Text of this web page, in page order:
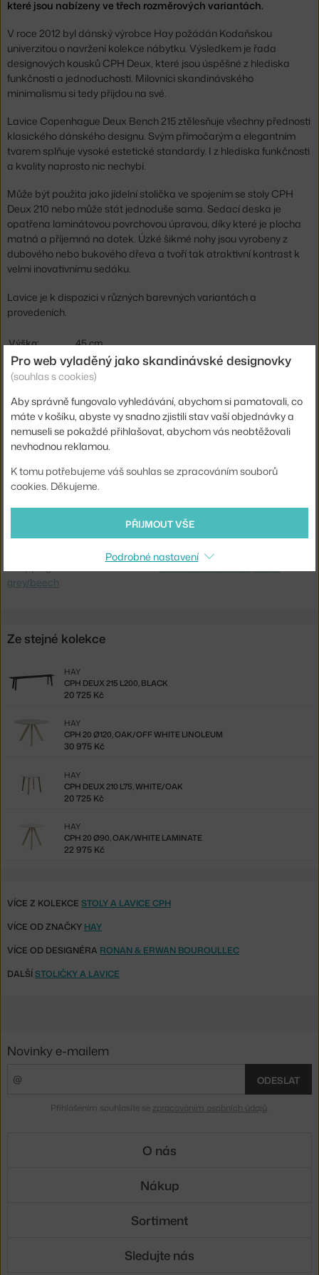
které jsou nabízeny ve třech rozměrových variantách.
V roce 2012 byl dánský výrobce Hay požádán Kodaňskou
univerzitou o navržení kolekce nábytku. Výsledkem je řada
designových kousků CPH Deux, které jsou úspěšné z hlediska
funkčnosti a jednoduchosti. Milovníci skandinávského
minimalismu si tedy přijdou na své.
Lavice Copenhague Deux Bench 215 ztělesňuje všechny přednosti
klasického dánského designu. Svým přímočarým a elegantním
tvarem splňuje vysoké estetické standardy. I z hlediska funkčnosti
a kvality naprosto nic nechybí.
Může být použita jako jídelní stolička ve spojením se stoly CPH
Deux 210 nebo může stát jednoduše sama. Sedací deska je
opatřena laminátovou povrchovou úpravou, díky které je plocha
matná a příjemná na dotek. Úzké šikmé nohy jsou vyrobeny z
dubového nebo bukového dřeva a tvoří tak atraktivní kontrast k
velmi inovativnímu sedáku.
Lavice je k dispozici v různých barevných variantách a
provedeních.
Výška:
45 cm
Délka:
200 cm
Barva:
světlé dřevo, tmavě šedá
Materiál:
lakovaná MDF, bukové dřevo, laminát
Podnož:
dřevo
Ste zo Slovenska? Prejdite naCPH Deux 215 L200, stone
grey/beech
Ze stejné kolekce
CPH DEUX 215 L200, BLACK
HAY
20 725 Kč
CPH 20 Ø120, OAK/OFF WHITE LINOLEUM
HAY
30 975 Kč
CPH DEUX 210 L75, WHITE/OAK
HAY
20 725 Kč
CPH 20 Ø90, OAK/WHITE LAMINATE
HAY
22 975 Kč
VÍCE Z KOLEKCE STOLY A LAVICE CPH
VÍCE OD ZNAČKY HAY
VÍCE OD DESIGNÉRA RONAN & ERWAN BOUROULLEC
DALŠÍSTOLIČKY A LAVICE
Pro web vyladěný jako skandinávské designovky
(souhlas s cookies)
Aby správně fungovalo vyhledávání, abychom si pamatovali, co
máte v košíku, abyste vy snadno zjistili stav vaší objednávky a
nemuseli se pokaždé přihlašovat, abychom vás neobtěžovali
nevhodnou reklamou.
K tomu potřebujeme váš souhlas se zpracováním souborů
cookies. Děkujeme.
PŘIJMOUT VŠE
Podrobné nastavení
Novinky e-mailem
ODESLAT
Přihlášením souhlasíte se zpracováním osobních údajů
O nás
Nákup
Sortiment
Sledujte nás